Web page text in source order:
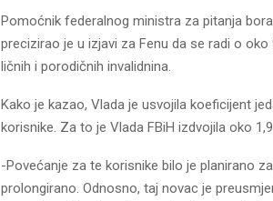
Pomoćnik federalnog ministra za pitanja
precizirao je u izjavi za Fenu da se radi o
ličnih i porodičnih invalidnina.
Kako je kazao, Vlada je usvojila koeficijent
korisnike. Za to je Vlada FBiH izdvojila oko
-Povećanje za te korisnike bilo je planirano
prolongirano. Odnosno, taj novac je